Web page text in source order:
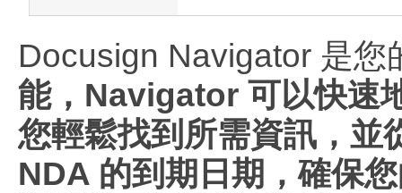
Docusign Navigator 是您
能，Navigator 可以快速
您輕鬆找到所需資訊，並
NDA 的到期日期，確保